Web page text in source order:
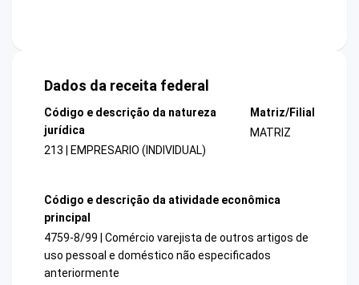
Dados da receita federal
Código e descrição da natureza
jurídica
213 | EMPRESARIO (INDIVIDUAL)
Matriz/Filial
MATRIZ
Código e descrição da atividade econômica
principal
4759-8/99 | Comércio varejista de outros artigos de
uso pessoal e doméstico não especificados
anteriormente